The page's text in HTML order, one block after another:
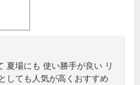
夏場にも 使い勝手が良い リ
しても人気が高くおすすめ